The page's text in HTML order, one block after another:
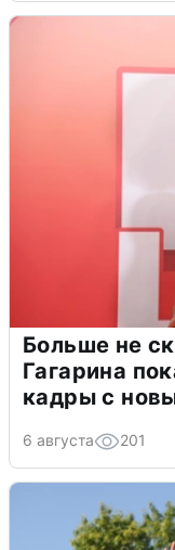
Больше не
Гагарина
кадры с
6 августа 201